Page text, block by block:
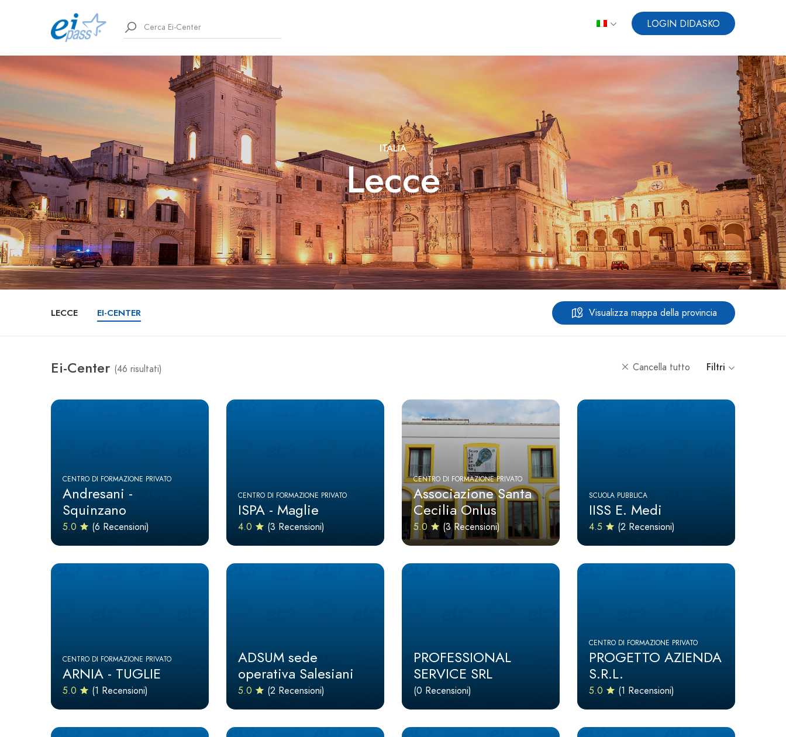
LOGIN DIDASKO
ITALIA
Lecce
LECCE EI-CENTER Visualizza mappa della provincia
Ei-Center (46 risultati) Cancella tutto Filtri
CENTRO DI FORMAZIONE PRIVATO
Andresani -
Squinzano
5.0 (6 Recensioni)
CENTRO DI FORMAZIONE PRIVATO
ISPA - Maglie
4.0 (3 Recensioni)
CENTRO DI FORMAZIONE PRIVATO
Associazione Santa
Cecilia Onlus
5.0 (3 Recensioni)
SCUOLA PUBBLICA
IISS E. Medi
4.5 (2 Recensioni)
CENTRO DI FORMAZIONE PRIVATO
ARNIA - TUGLIE
5.0 (1 Recensioni)
ADSUM sede
operativa Salesiani
5.0 (2 Recensioni)
PROFESSIONAL
SERVICE SRL
(0 Recensioni)
CENTRO DI FORMAZIONE PRIVATO
PROGETTO AZIENDA
S.R.L.
5.0 (1 Recensioni)